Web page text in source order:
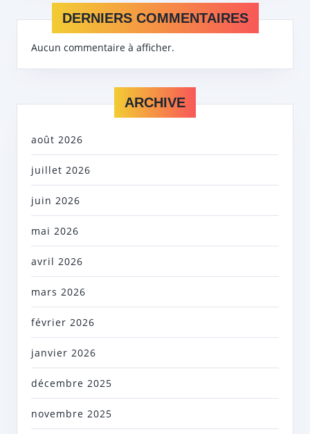
DERNIERS COMMENTAIRES
Aucun commentaire à afficher.
ARCHIVE
août 2026
juillet 2026
juin 2026
mai 2026
avril 2026
mars 2026
février 2026
janvier 2026
décembre 2025
novembre 2025